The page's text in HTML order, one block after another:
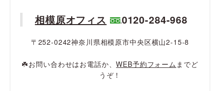
相模原オフィス 0120-284-968
〒252-0242神奈川県相模原市中央区横山2-15-8
☘️お問い合わせはお電話か、WEB予約フォーム までど
うぞ！